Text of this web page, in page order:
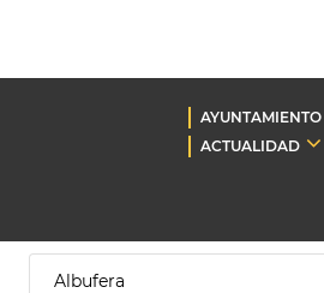
AYUNTAMIENTO
ACTUALIDAD
Albufera